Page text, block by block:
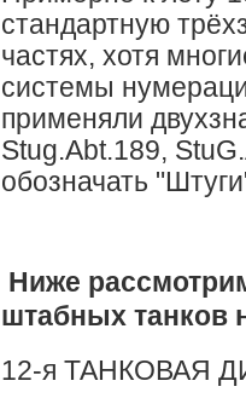
стандартную
частях, хотя
системы
применяли
Stug.Abt.189,
обозначать
Ниже
штабных танков
12-я ТАНКОВАЯ